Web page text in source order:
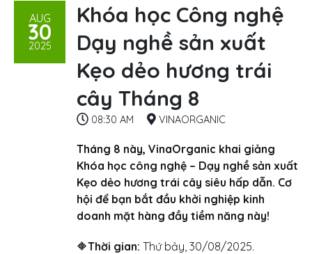
AUG
30
2025
Khóa học Công nghệ
Dạy nghề sản xuất
Kẹo dẻo hương trái
cây Tháng 8
08:30 AM VINAORGANIC
Tháng 8 này, VinaOrganic khai giảng
Khóa học công nghệ – Dạy nghề sản xuất
Kẹo dẻo hương trái cây siêu hấp dẫn. Cơ
hội để bạn bắt đầu khởi nghiệp kinh
doanh mặt hàng đầy tiềm năng này!
🔶Thời gian: Thứ bảy, 30/08/2025.